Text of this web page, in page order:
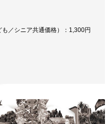
も／シニア共通価格）：1,300円